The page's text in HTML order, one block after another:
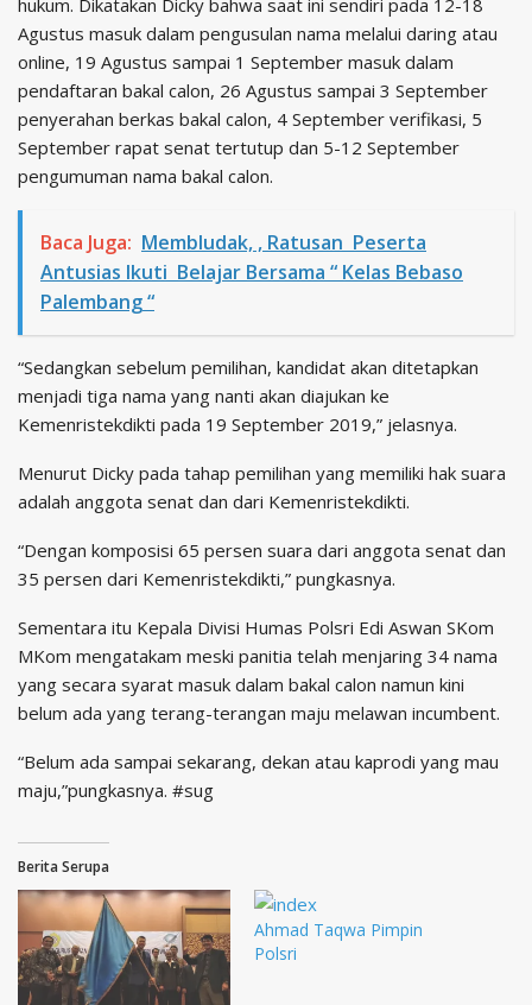
hukum. Dikatakan Dicky bahwa saat ini sendiri pada 12-18
Agustus masuk dalam pengusulan nama melalui daring atau
online, 19 Agustus sampai 1 September masuk dalam
pendaftaran bakal calon, 26 Agustus sampai 3 September
penyerahan berkas bakal calon, 4 September verifikasi, 5
September rapat senat tertutup dan 5-12 September
pengumuman nama bakal calon.
Baca Juga: Membludak, , Ratusan Peserta
Antusias Ikuti Belajar Bersama “ Kelas Bebaso
Palembang “
“Sedangkan sebelum pemilihan, kandidat akan ditetapkan
menjadi tiga nama yang nanti akan diajukan ke
Kemenristekdikti pada 19 September 2019,” jelasnya.
Menurut Dicky pada tahap pemilihan yang memiliki hak suara
adalah anggota senat dan dari Kemenristekdikti.
“Dengan komposisi 65 persen suara dari anggota senat dan
35 persen dari Kemenristekdikti,” pungkasnya.
Sementara itu Kepala Divisi Humas Polsri Edi Aswan SKom
MKom mengatakam meski panitia telah menjaring 34 nama
yang secara syarat masuk dalam bakal calon namun kini
belum ada yang terang-terangan maju melawan incumbent.
“Belum ada sampai sekarang, dekan atau kaprodi yang mau
maju,”pungkasnya. #sug
Berita Serupa
Ahmad Taqwa Pimpin
Polsri